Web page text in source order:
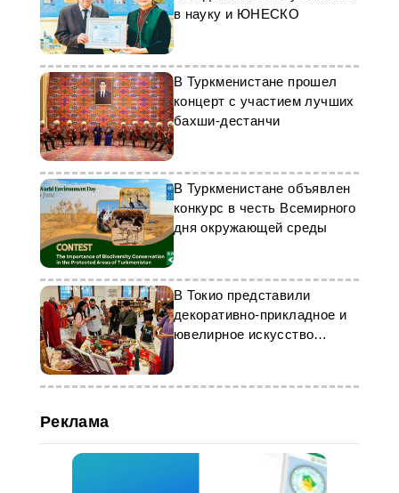
в науку и ЮНЕСКО
В Туркменистане прошел
концерт с участием лучших
бахши-дестанчи
В Туркменистане объявлен
конкурс в честь Всемирного
дня окружающей среды
В Токио представили
декоративно-прикладное и
ювелирное искусство
Туркменистана
Реклама